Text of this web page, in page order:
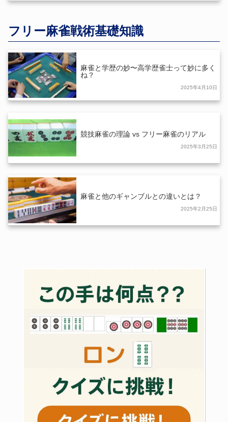
フリー麻雀戦術基礎知識
麻雀と学歴の妙〜高学歴雀士って妙に多く
ね？
2025年4月10日
競技麻雀の理論 vs フリー麻雀のリアル
2025年3月25日
麻雀と他のギャンブルとの違いとは？
2025年2月25日